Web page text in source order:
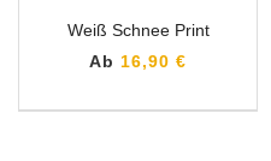
Weiß Schnee Print
Ab 16,90 €